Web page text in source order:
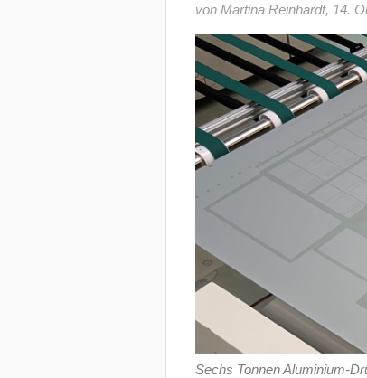
von Martina Reinhardt, 14.
Sechs Tonnen Aluminium-